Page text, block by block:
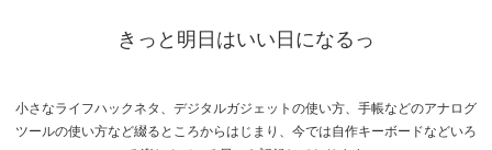
きっと明日はいい日になるっ
小さなライフハックネタ、デジタルガジェットの使い方、手帳などのアナログ
ツールの使い方など綴るところからはじまり、今では自作キーボードなどいろ